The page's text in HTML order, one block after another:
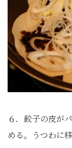
６．餃子の皮が
める。うつわに